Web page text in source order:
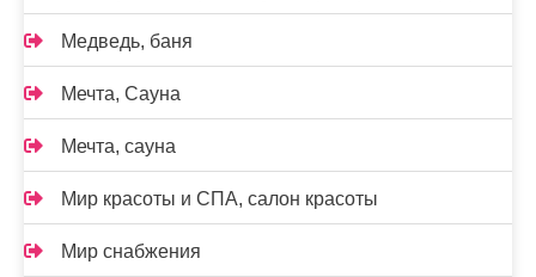
Медведь, баня
Мечта, Сауна
Мечта, сауна
Мир красоты и СПА, салон красоты
Мир снабжения